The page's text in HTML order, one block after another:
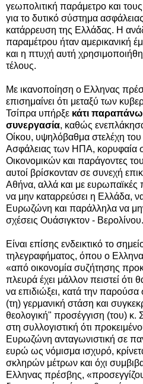
γεωπολιτική παράμετρο και
για το δυτικό σύστημα
κατάρρευση της Ελλάδας. Η
παραμέτρου ήταν αμερικανική
και η πτυχή αυτή
τέλους.
Με ικανοποίηση ο Ελληνας
επισημαίνει ότι μεταξύ των
Τσίπρα υπήρξε κάτι
συνεργασία, καθώς
Οίκου, υψηλόβαθμα στελέχη
Ασφάλειας των ΗΠΑ, κορυφαία
Οικονομικών και παράγοντες
αυτοί βρίσκονταν σε συνεχή
Αθήνα, αλλά και με ευρωπαϊκές
να μην καταρρεύσει η Ελλάδα,
Ευρωζώνη και παράλληλα να
σχέσεις Ουάσιγκτον - Βερολίνου.
Είναι επίσης ενδεικτικό το
τηλεγραφήματος, όπου ο
«από οικονομία συζήτησης
πλευρά έχει μάλλον πειστεί ότι
να επιδιώξει, κατά την παρούσα
(τη) γερμανική στάση και
θεολογική" προσέγγιση (του) κ.
στη συλλογιστική ότι
Ευρωζώνη ανταγωνιστική σε
ευρώ ως νόμισμα ισχυρό,
σκληρών μέτρων και όχι
Ελληνας πρέσβης,